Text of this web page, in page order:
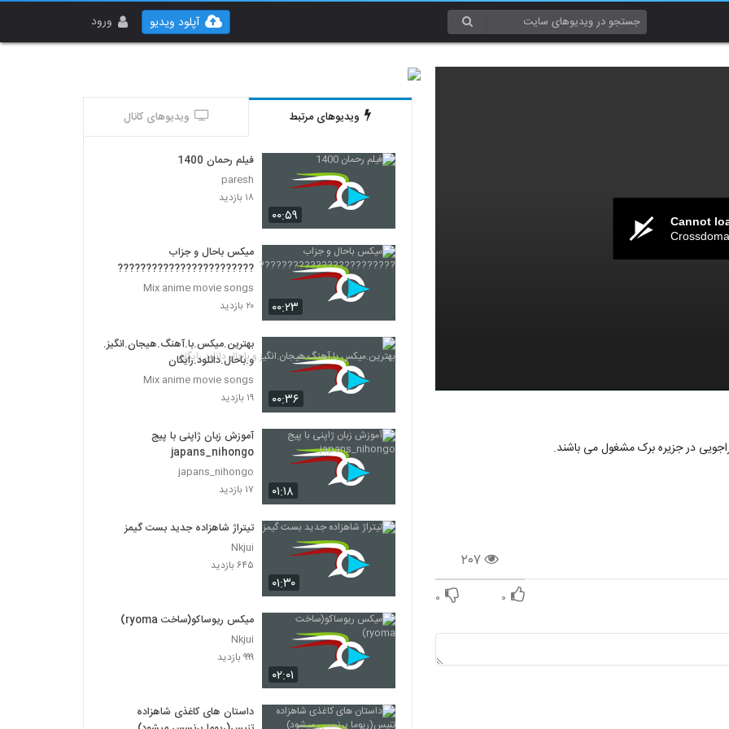
ورود آپلود ویدیو
Cannot
در جزیره برک مشغول می باشند.
۲۰۷
۰ ۰
ویدیوهای مرتبط ویدیوهای کانال
۰۰:۵۹
فیلم رحمان 1400
paresh
۱۸ بازدید
۰۰:۲۳
میکس باحال و جزاب
????????????????????????
Mix anime movie songs
۲۰ بازدید
۰۰:۳۶
بهترین.میکس.با.آهنگ.هیجان.انگیز.
و.باحال.دانلود.رایگان
Mix anime movie songs
۱۹ بازدید
۰۱:۱۸
آموزش زبان ژاپنی با پیج
japans_nihongo
japans_nihongo
۱۷ بازدید
۰۱:۳۰
تیتراژ شاهزاده جدید بست گیمز
Nkjui
۶۴۵ بازدید
۰۲:۰۱
میکس ریوساکو(ساخت ryoma)
Nkjui
۹۹۹ بازدید
داستان های کاغذی شاهزاده